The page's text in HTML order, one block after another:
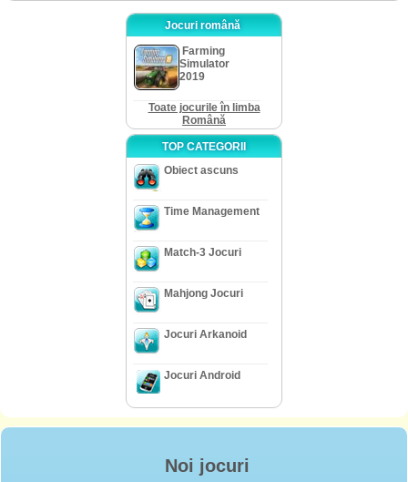
Jocuri română
Farming
Simulator
2019
Toate jocurile în limba
Română
TOP CATEGORII
Obiect ascuns
Time Management
Match-3 Jocuri
Mahjong Jocuri
Jocuri Arkanoid
Jocuri Android
Noi jocuri